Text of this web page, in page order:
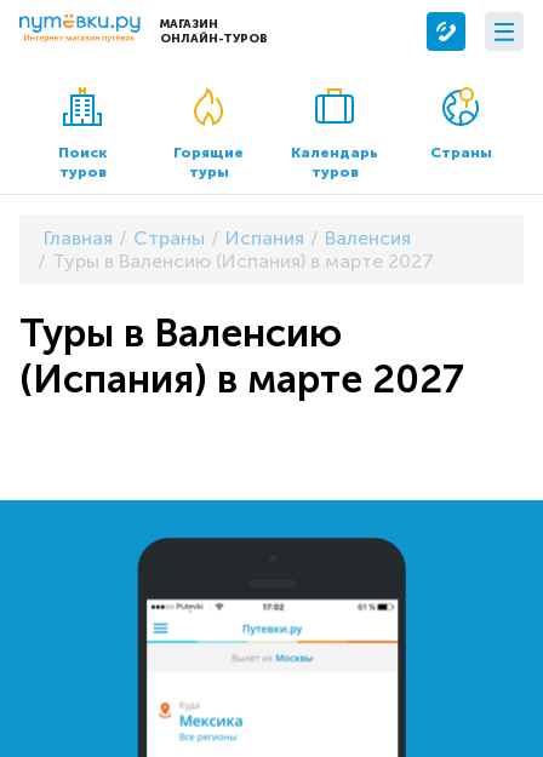
МАГАЗИН
ОНЛАЙН-ТУРОВ
Сервисы
Бронирование отелей
Трансфер
О компании
О нас
Контакты
Документы и реквизиты
Поиск
туров
Горящие
туры
Календарь
туров
Страны
Главная Страны Испания
Валенсия
Туры в Валенсию (Испания) в марте 2027
Туры в Валенсию
(Испания) в марте 2027